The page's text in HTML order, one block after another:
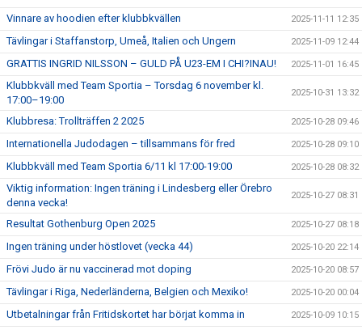
Vinnare av hoodien efter klubbkvällen 2025-11-11 12:35
Tävlingar i Staffanstorp, Umeå, Italien och Ungern 2025-11-09 12:44
GRATTIS INGRID NILSSON – GULD PÅ U23-EM I CHI?INAU! 2025-11-01 16:45
Klubbkväll med Team Sportia – Torsdag 6 november kl.
17:00–19:00
2025-10-31 13:32
Klubbresa: Trollträffen 2 2025 2025-10-28 09:46
Internationella Judodagen – tillsammans för fred 2025-10-28 09:10
Klubbkväll med Team Sportia 6/11 kl 17:00-19:00 2025-10-28 08:32
Viktig information: Ingen träning i Lindesberg eller Örebro
denna vecka!
2025-10-27 08:31
Resultat Gothenburg Open 2025 2025-10-27 08:18
Ingen träning under höstlovet (vecka 44) 2025-10-20 22:14
Frövi Judo är nu vaccinerad mot doping 2025-10-20 08:57
Tävlingar i Riga, Nederländerna, Belgien och Mexiko! 2025-10-20 00:04
Utbetalningar från Fritidskortet har börjat komma in 2025-10-09 10:15